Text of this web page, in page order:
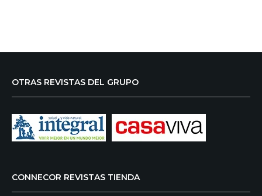
OTRAS REVISTAS DEL GRUPO
CONNECOR REVISTAS TIENDA